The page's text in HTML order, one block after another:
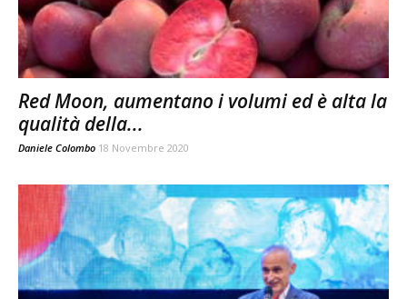
Red Moon, aumentano i volumi ed è alta la
qualità della...
Daniele Colombo 18 Novembre 2020